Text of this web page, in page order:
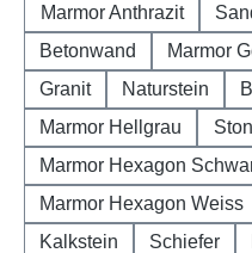
Marmor Anthrazit
Betonwand
Marmor
Granit
Naturstein
Marmor Hellgrau
Marmor Hexagon
Marmor Hexagon Weiss
Kalkstein
Schiefer